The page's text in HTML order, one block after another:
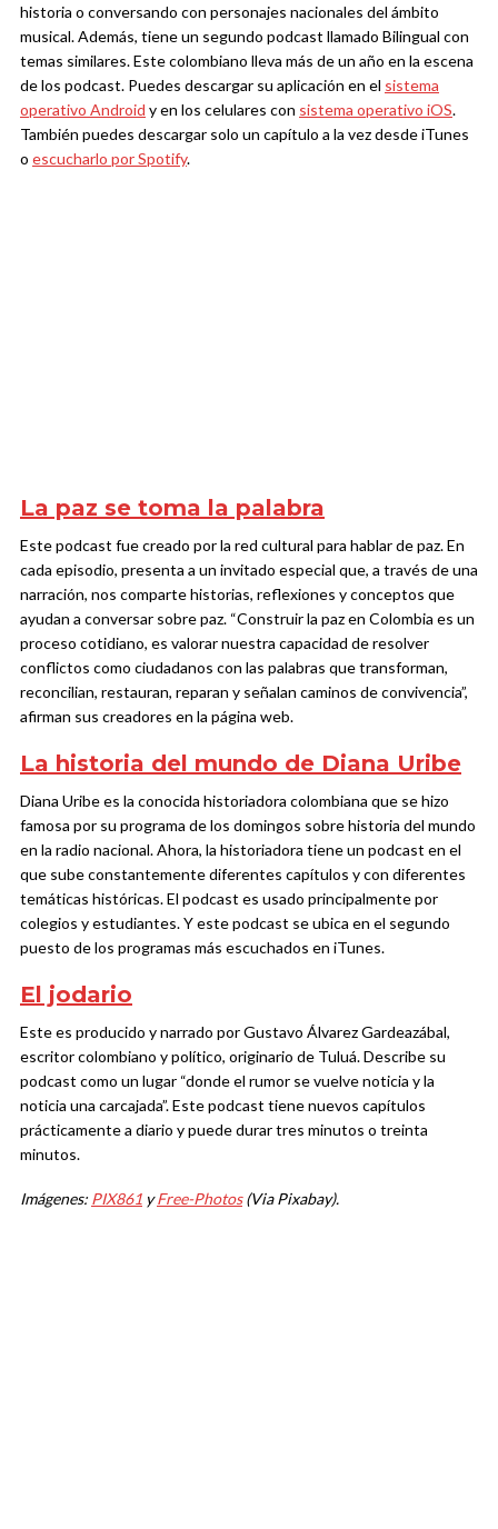
historia o conversando con personajes nacionales del ámbito
musical. Además, tiene un segundo podcast llamado Bilingual con
temas similares. Este colombiano lleva más de un año en la escena
de los podcast. Puedes descargar su aplicación en el sistema
operativo Android y en los celulares con sistema operativo iOS.
También puedes descargar solo un capítulo a la vez desde iTunes
o escucharlo por Spotify.
La paz se toma la palabra
Este podcast fue creado por la red cultural para hablar de paz. En
cada episodio, presenta a un invitado especial que, a través de una
narración, nos comparte historias, reflexiones y conceptos que
ayudan a conversar sobre paz. “Construir la paz en Colombia es un
proceso cotidiano, es valorar nuestra capacidad de resolver
conflictos como ciudadanos con las palabras que transforman,
reconcilian, restauran, reparan y señalan caminos de convivencia”,
afirman sus creadores en la página web.
La historia del mundo de Diana Uribe
Diana Uribe es la conocida historiadora colombiana que se hizo
famosa por su programa de los domingos sobre historia del mundo
en la radio nacional. Ahora, la historiadora tiene un podcast en el
que sube constantemente diferentes capítulos y con diferentes
temáticas históricas. El podcast es usado principalmente por
colegios y estudiantes. Y este podcast se ubica en el segundo
puesto de los programas más escuchados en iTunes.
El jodario
Este es producido y narrado por Gustavo Álvarez Gardeazábal,
escritor colombiano y político, originario de Tuluá. Describe su
podcast como un lugar “donde el rumor se vuelve noticia y la
noticia una carcajada”. Este podcast tiene nuevos capítulos
prácticamente a diario y puede durar tres minutos o treinta
minutos.
Imágenes: PIX861 yFree-Photos(Via Pixabay).